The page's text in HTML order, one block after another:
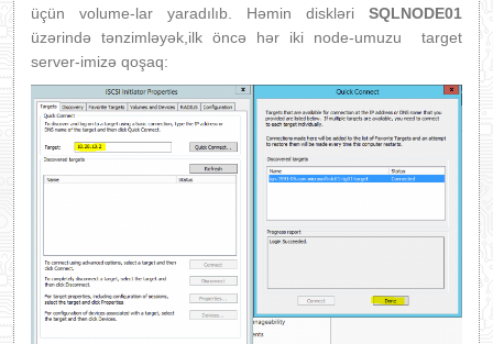
üçün volume-lar yaradılıb. Həmin diskləri SQLNODE01
üzərində tənzimləyək,ilk öncə hər iki node-umuzu target
server-imizə qoşaq: